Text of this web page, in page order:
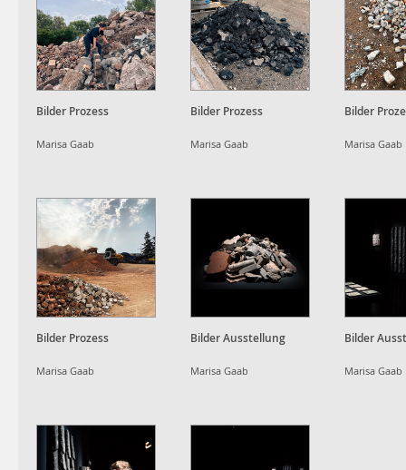
Bilder Prozess
Marisa Gaab
Bilder Prozess
Marisa Gaab
Bilder
Marisa Gaab
Bilder Prozess
Marisa Gaab
Bilder Ausstellung
Marisa Gaab
Bilder
Marisa Gaab